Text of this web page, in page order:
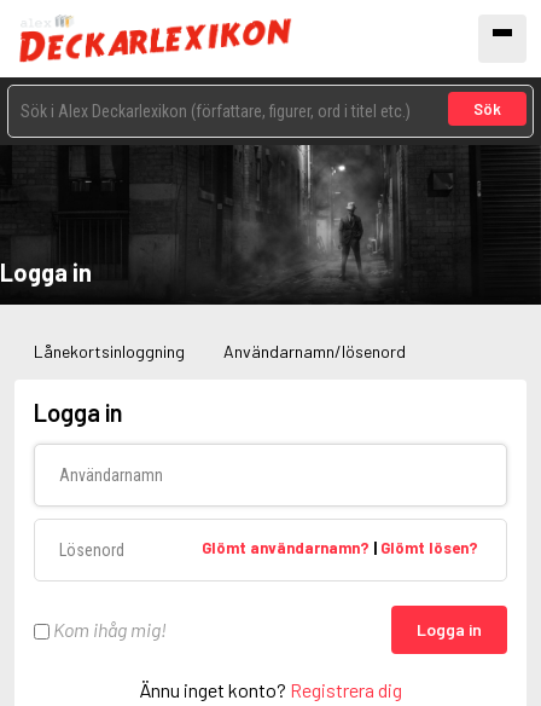
Sök
Logga in
Lånekortsinloggning Användarnamn/lösenord
Logga in
Glömt användarnamn? | Glömt lösen?
Kom ihåg mig! Logga in
Ännu inget konto? Registrera dig